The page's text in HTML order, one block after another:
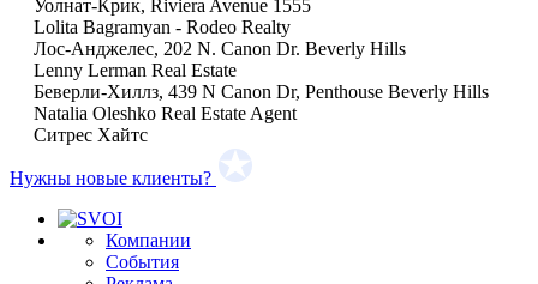
Уолнат-Крик, Riviera Avenue 1555
Lolita Bagramyan - Rodeo Realty
Лос-Анджелес, 202 N. Canon Dr. Beverly Hills
Lenny Lerman Real Estate
Беверли-Хиллз, 439 N Canon Dr, Penthouse Beverly Hills
Natalia Oleshko Real Estate Agent
Ситрес Хайтс
Нужны новые клиенты?
Компании
События